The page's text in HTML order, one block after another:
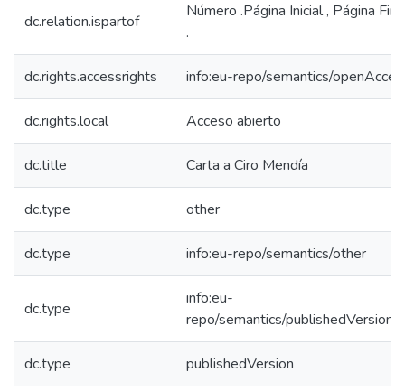
dc.relation.ispartof
Número .Página Inicial , Página
.
dc.rights.accessrights info:eu-repo/semantics/
dc.rights.local Acceso abierto
dc.title Carta a Ciro Mendía
dc.type other
dc.type info:eu-repo/semantics/other
dc.type
info:eu-
repo/semantics/publishedVersion
dc.type publishedVersion